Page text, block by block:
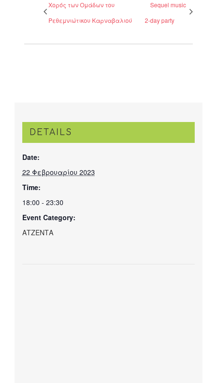
Χορός των Ομάδων του
Ρεθεμνιώτικου Καρναβαλιού
Sequel music
2-day party
DETAILS
Date:
22 Φεβρουαρίου 2023
Time:
18:00 - 23:30
Event Category:
ΑΤΖΕΝΤΑ